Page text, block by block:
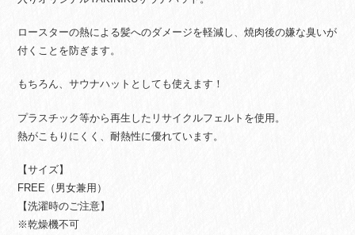
ロースターの熱による髪へのダメージを軽減し、焼肉後の嫌な臭いが
付くことを防ぎます。
もちろん、サウナハットとしても使えます！
プラスチック等から再生したリサイクルフェルトを使用。
熱がこもりにくく、耐熱性に優れています。
【サイズ】
FREE（男女兼用）
【洗濯時のご注意】
※乾燥機不可